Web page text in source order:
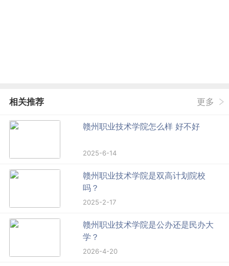
相关推荐 更多
赣州职业技术学院怎么样 好不好
2025-6-14
赣州职业技术学院是双高计划院校
吗？
2025-2-17
赣州职业技术学院是公办还是民办大
学？
2026-4-20